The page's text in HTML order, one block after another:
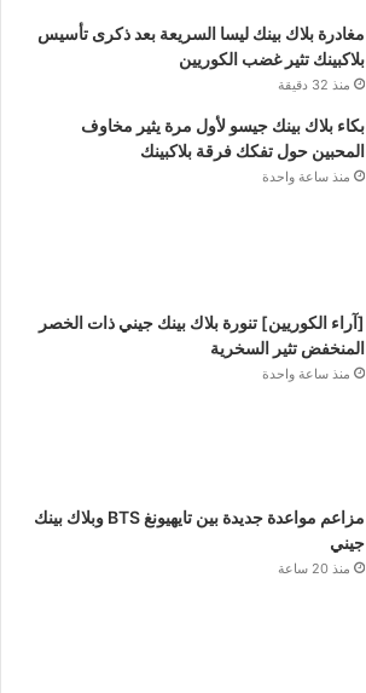
مغادرة بلاك بينك ليسا السريعة بعد ذكرى تأسيس
بلاكبينك تثير غضب الكوريين
منذ 32 دقيقة
بكاء بلاك بينك جيسو لأول مرة يثير مخاوف
المحبين حول تفكك فرقة بلاكبينك
منذ ساعة واحدة
[آراء الكوريين] تنورة بلاك بينك جيني ذات الخصر
المنخفض تثير السخرية
منذ ساعة واحدة
مزاعم مواعدة جديدة بين تايهيونغ BTS وبلاك بينك
جيني
منذ 20 ساعة